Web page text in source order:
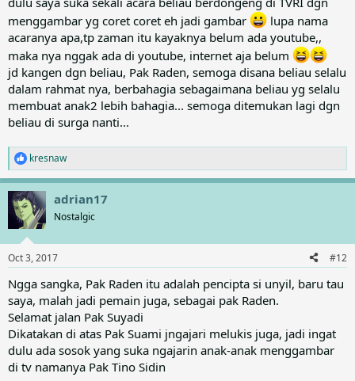
menggambar yg coret coret eh jadi gambar
lupa nama
acaranya apa,tp zaman itu kayaknya belum ada youtube,,
maka nya nggak ada di youtube, internet aja belum
jd kangen dgn beliau, Pak Raden, semoga disana beliau selalu
dalam rahmat nya, berbahagia sebagaimana beliau yg selalu
membuat anak2 lebih bahagia... semoga ditemukan lagi dgn
beliau di surga nanti...
R
e
a
c
t
i
n
s
:
kresnaw
adrian17
Nostalgic
Oct 3, 2017 #12
Ngga sangka, Pak Raden itu adalah pencipta si unyil, baru tau
saya, malah jadi pemain juga, sebagai pak Raden.
Selamat jalan Pak Suyadi
Dikatakan di atas Pak Suami jngajari melukis juga, jadi ingat
dulu ada sosok yang suka ngajarin anak-anak menggambar
di tv namanya Pak Tino Sidin